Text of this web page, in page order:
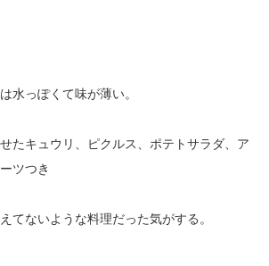
水っぽくて味が薄い。
たキュウリ、ピクルス、ポテトサラダ、ア
ツつき
てないような料理だった気がする。